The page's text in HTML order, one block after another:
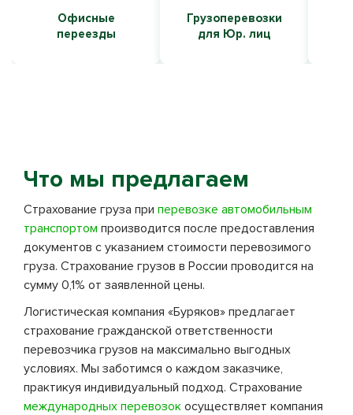
Офисные
переезды
Грузоперевозки
для Юр. лиц
Что мы предлагаем
Страхование груза при перевозке автомобильным
транспортом производится после предоставления
документов с указанием стоимости перевозимого
груза. Страхование грузов в России проводится на
сумму 0,1% от заявленной цены.
Логистическая компания «Буряков» предлагает
страхование гражданской ответственности
перевозчика грузов на максимально выгодных
условиях. Мы заботимся о каждом заказчике,
практикуя индивидуальный подход. Страхование
международных перевозок осуществляет компания